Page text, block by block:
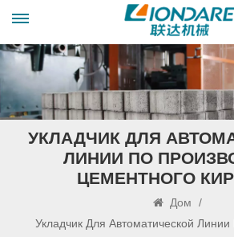
УКЛАДЧИК ДЛЯ
ЛИНИИ ПО
ЦЕМЕНТНОГО
Дом
/
Укладчик Для Автоматической